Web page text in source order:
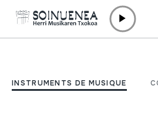
INSTRUMENTS DE MUSIQUE
TXULUBITA